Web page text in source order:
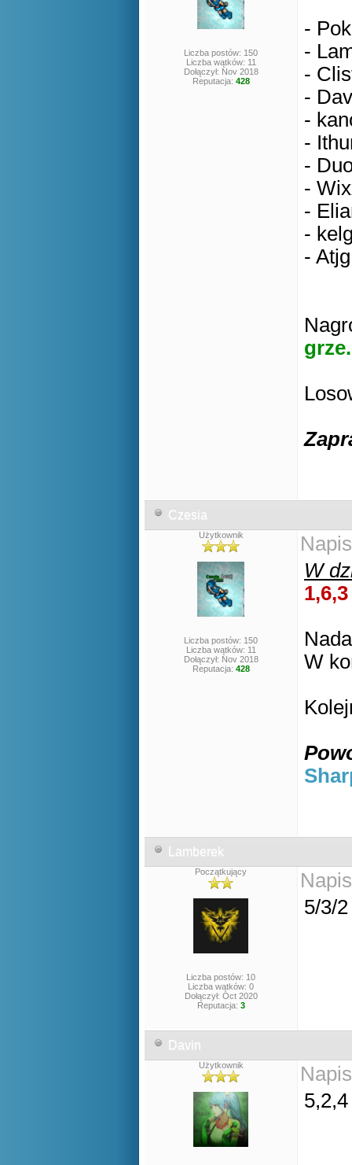
Liczba postów: 150
Liczba wątków: 11
Dołączył: Nov 2018
Reputacja: 428
-
-
-
-
-
-
-
-
-
-
-
grze.
Czesia
Użytkownik
Liczba postów: 150
Liczba wątków: 11
Dołączył: Nov 2018
Reputacja: 428
W
1,6,3
W
Lamberek
Początkujący
Liczba postów: 10
Liczba wątków: 0
Dołączył: Oct 2020
Reputacja: 3
5/3/
Davin
Użytkownik